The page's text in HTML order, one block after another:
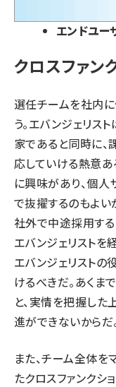
エンドユー
クロスファン
選任チームを社内に
う。エバンジェリス
家であると同時に
応していける熱意
に興味があり、個人
で抜擢するのもよい
社外で中途採用する
エバンジェリストを
エバンジェリスト
けるべきだ。あくま
と、実情を把握した
進ができないからだ
また、チーム全体を
たクロスファンクシ